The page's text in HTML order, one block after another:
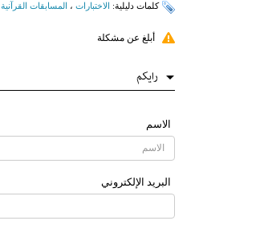
کلمات دلیلیة: الاختبارات ، المسابقات القرآنیة
أبلغ عن مشكلة
رایکم
الاسم
البرید الإلکتروني